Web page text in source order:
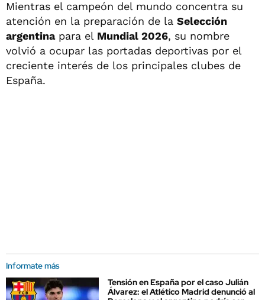
Mientras el campeón del mundo concentra su
atención en la preparación de la Selección
argentinapara el Mundial 2026, su nombre
volvió a ocupar las portadas deportivas por el
creciente interés de los principales clubes de
España.
Informate más
Tensión en España por el caso Julián
Álvarez: el Atlético Madrid denunció al